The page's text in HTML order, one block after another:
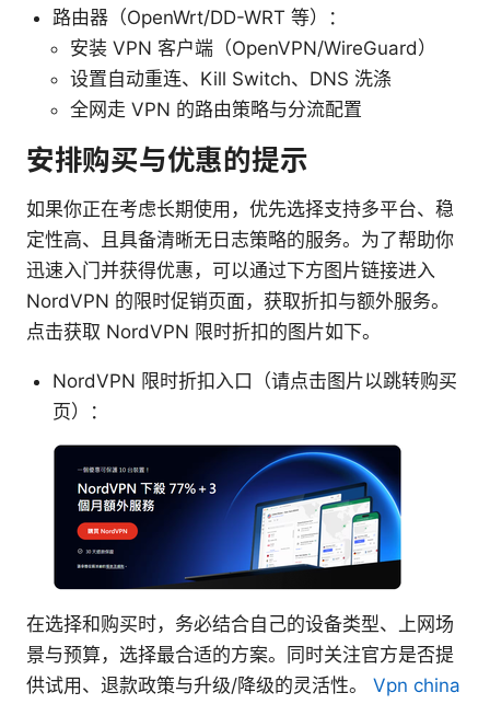
路由器（OpenWrt/DD-WRT 等）：
安装 VPN 客户端（OpenVPN/WireGuard）
设置自动重连、Kill Switch、DNS 洗涤
全网走 VPN 的路由策略与分流配置
安排购买与优惠的提示
如果你正在考虑长期使用，优先选择支持多平台、稳
定性高、且具备清晰无日志策略的服务。为了帮助你
迅速入门并获得优惠，可以通过下方图片链接进入
NordVPN 的限时促销页面，获取折扣与额外服务。
点击获取 NordVPN 限时折扣的图片如下。
NordVPN 限时折扣入口（请点击图片以跳转购买
页）：
在选择和购买时，务必结合自己的设备类型、上网场
景与预算，选择最合适的方案。同时关注官方是否提
供试用、退款政策与升级/降级的灵活性。 Vpn china